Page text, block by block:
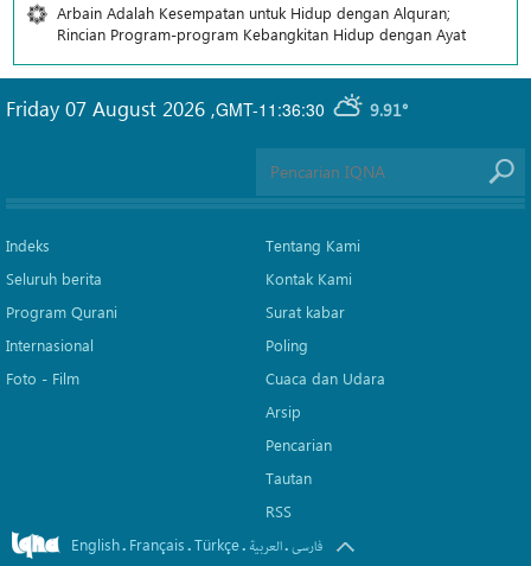
Arbain Adalah Kesempatan untuk Hidup dengan Alquran;
Rincian Program-program Kebangkitan Hidup dengan Ayat
GMT-11:36:30 9.91°
Friday 07 August 2026 ,
Indeks
Seluruh berita
Program Qurani
Internasional
Foto - Film
Tentang Kami
Kontak Kami
Surat kabar
Poling
Cuaca dan Udara
Arsip
Pencarian
Tautan
RSS
English. Français.Türkçe. العربیة.فارسی